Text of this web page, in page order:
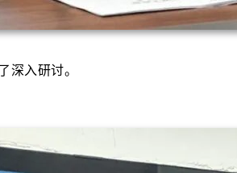
深入研讨。